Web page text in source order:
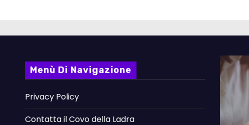
Menù Di Navigazione
Privacy Policy
Contatta il Covo della Ladra